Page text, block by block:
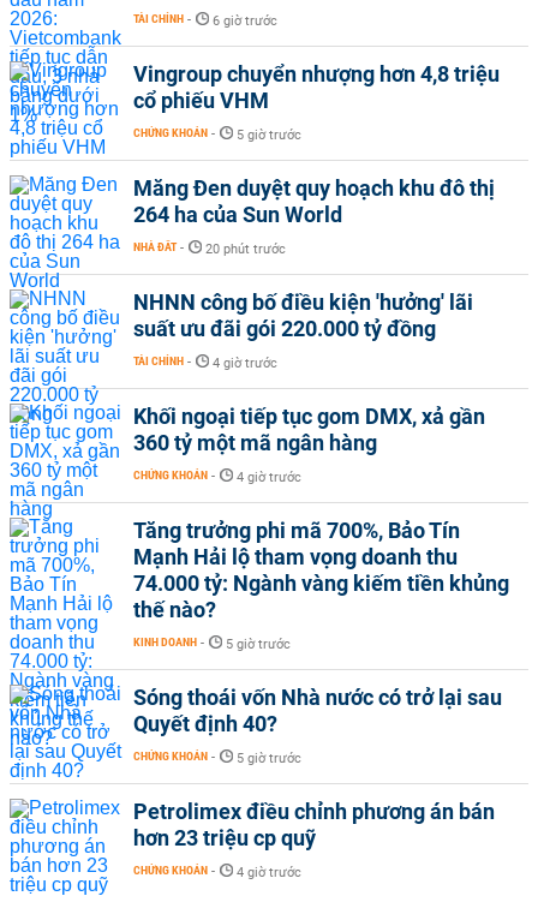
TÀI CHÍNH - 6 giờ trước
Vingroup chuyển nhượng hơn 4,8 triệu
cổ phiếu VHM
CHỨNG KHOÁN - 5 giờ trước
Măng Đen duyệt quy hoạch khu đô thị
264 ha của Sun World
NHÀ ĐẤT - 20 phút trước
NHNN công bố điều kiện 'hưởng' lãi
suất ưu đãi gói 220.000 tỷ đồng
TÀI CHÍNH - 4 giờ trước
Khối ngoại tiếp tục gom DMX, xả gần
360 tỷ một mã ngân hàng
CHỨNG KHOÁN - 4 giờ trước
Tăng trưởng phi mã 700%, Bảo Tín
Mạnh Hải lộ tham vọng doanh thu
74.000 tỷ: Ngành vàng kiếm tiền khủng
thế nào?
KINH DOANH - 5 giờ trước
Sóng thoái vốn Nhà nước có trở lại sau
Quyết định 40?
CHỨNG KHOÁN - 5 giờ trước
Petrolimex điều chỉnh phương án bán
hơn 23 triệu cp quỹ
CHỨNG KHOÁN - 4 giờ trước